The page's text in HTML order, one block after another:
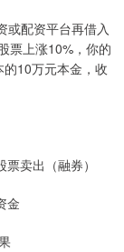
或配资平台再借入
票上涨10%，你的
10万元本金，收
卖出（融券）
金